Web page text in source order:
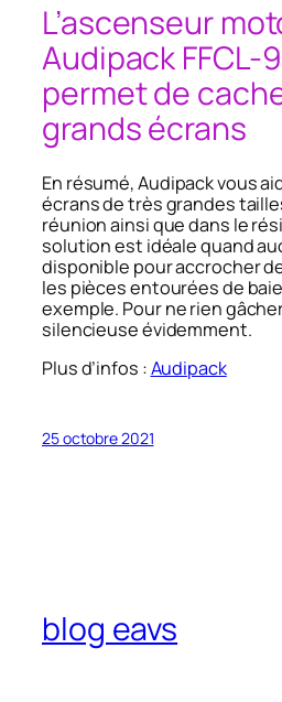
L’ascenseur
Audipack FFCL-
permet de
grands écrans
En résumé, Audipack vous
écrans de très grandes
réunion ainsi que dans le
solution est idéale quand
disponible pour accrocher
les pièces entourées de
exemple. Pour ne rien
silencieuse évidemment.
Plus d’infos :Audipack
25 octobre 2021
blog eavs